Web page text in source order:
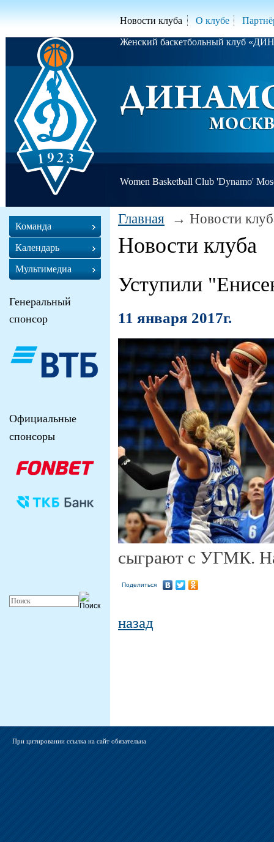
Новости клуба О клубе
Женский баскетбольный клуб
Women Basketball Club 'Dynamo'
Главная Новости
Новости клуба
Уступили
11 января 2017г.
сыграют с УГМК.
Поделиться
назад
Команда
Календарь
Мультимедиа
Генеральный
спонсор
Официальные
спонсоры
При цитировании ссылка на сайт обязательна